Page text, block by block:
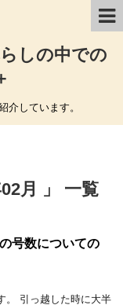
しの中での
介しています。
月 」 一覧
号数についての
。 引っ越した時に大半